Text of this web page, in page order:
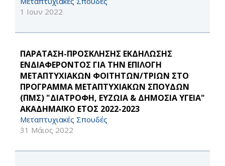
1 Ιουν 2022
ΠΑΡΑΤΑΣΗ-ΠΡΟΣΚΛΗΣΗΣ ΕΚΔΗΛΩΣΗΣ
ΕΝΔΙΑΦΕΡΟΝΤΟΣ ΓΙΑ ΤΗΝ ΕΠΙΛΟΓΗ
ΜΕΤΑΠΤΥΧΙΑΚΩΝ ΦΟΙΤΗΤΩΝ/ΤΡΙΩΝ ΣΤΟ
ΠΡΟΓΡΑΜΜΑ ΜΕΤΑΠΤΥΧΙΑΚΩΝ ΣΠΟΥΔΩΝ
(ΠΜΣ) "ΔΙΑΤΡΟΦΗ, ΕΥΖΩΙΑ & ΔΗΜΟΣΙΑ ΥΓΕΙΑ"
ΑΚΑΔΗΜΑΪΚΟ ΕΤΟΣ 2022-2023
Μεταπτυχιακές Σπουδές
31 Μάιος 2022